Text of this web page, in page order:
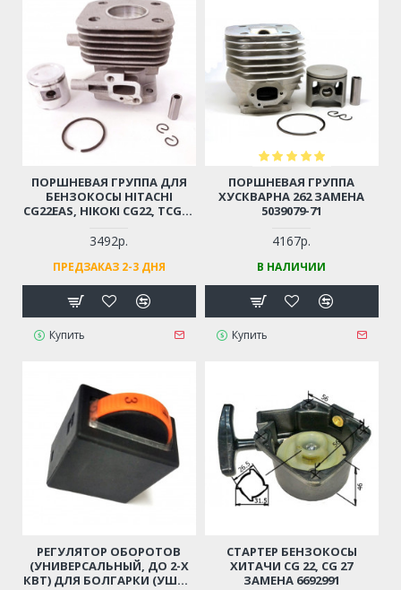
ПОРШНЕВАЯ ГРУППА ДЛЯ
БЕНЗОКОСЫ HITACHI
CG22EAS, HIKOKI CG22, TCG22
3492р.
ПРЕДЗАКАЗ 2-3 ДНЯ
Купить
ПОРШНЕВАЯ ГРУППА
ХУСКВАРНА 262 ЗАМЕНА
5039079-71
4167р.
В НАЛИЧИИ
Купить
РЕГУЛЯТОР ОБОРОТОВ
(УНИВЕРСАЛЬНЫЙ, ДО 2-Х
КВТ) ДЛЯ БОЛГАРКИ (УШМ),
СТАРТЕР БЕНЗОКОСЫ
ХИТАЧИ CG 22, CG 27
ЗАМЕНА 6692991